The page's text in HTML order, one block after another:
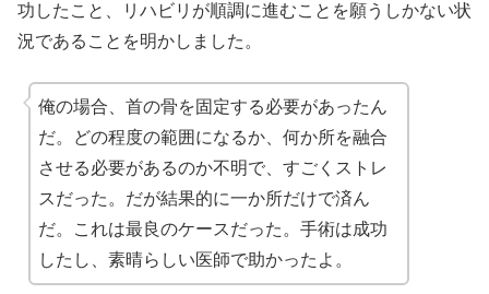
功したこと、リハビリが順調に進むことを願うしかない状
況であることを明かしました。
俺の場合、首の骨を固定する必要があったん
だ。どの程度の範囲になるか、何か所を融合
させる必要があるのか不明で、すごくストレ
スだった。だが結果的に一か所だけで済ん
だ。これは最良のケースだった。手術は成功
したし、素晴らしい医師で助かったよ。